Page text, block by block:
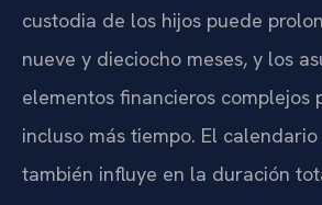
custodia de los hijos puede
nueve y dieciocho meses, y los
elementos financieros complejos
incluso más tiempo. El
también influye en la duración